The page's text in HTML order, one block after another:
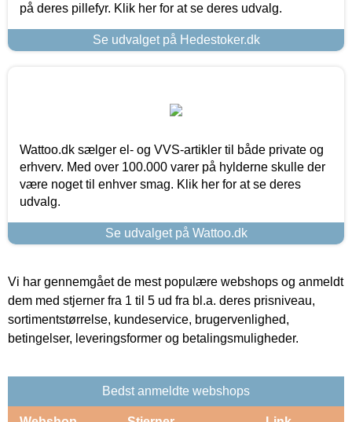
på deres pillefyr. Klik her for at se deres udvalg.
Se udvalget på Hedestoker.dk
Wattoo.dk sælger el- og VVS-artikler til både private og
erhverv. Med over 100.000 varer på hylderne skulle der
være noget til enhver smag. Klik her for at se deres
udvalg.
Se udvalget på Wattoo.dk
Vi har gennemgået de mest populære webshops og anmeldt
dem med stjerner fra 1 til 5 ud fra bl.a. deres prisniveau,
sortimentstørrelse, kundeservice, brugervenlighed,
betingelser, leveringsformer og betalingsmuligheder.
Bedst anmeldte webshops